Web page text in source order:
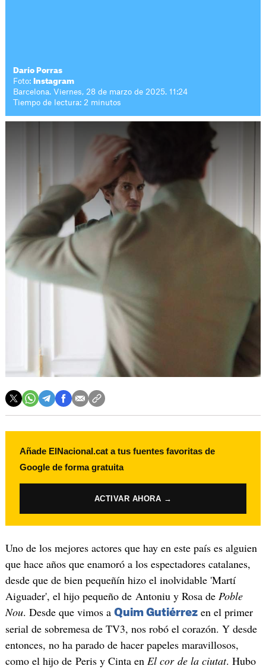
Darío Porras
Foto:
Instagram
Barcelona. Viernes, 28 de marzo de 2025. 11:24
Tiempo de lectura: 2 minutos
Añade ElNacional.cat a tus fuentes favoritas de
Google de forma gratuita
ACTIVAR AHORA →
Uno de los mejores actores que hay en este país es alguien
que hace años que enamoró a los espectadores catalanes,
desde que de bien pequeñín hizo el inolvidable 'Martí
Aiguader', el hijo pequeño de Antoniu y Rosa de Poble
Nou. Desde que vimos a Quim Gutiérrezen el primer
serial de sobremesa de TV3, nos robó el corazón. Y desde
entonces, no ha parado de hacer papeles maravillosos,
como el hijo de Peris y Cinta en El cor de la ciutat. Hubo